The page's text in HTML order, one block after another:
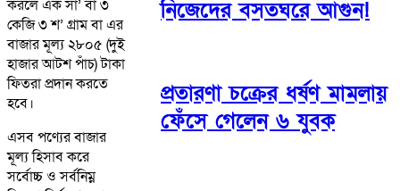
করলে এক সা’ বা ৩
কেজি ৩ শ’ গ্রাম বা এর
বাজার মূল্য ২৮০৫ (দুই
হাজার আটশ পাঁচ) টাকা
ফিতরা প্রদান করতে
হবে।
এসব পণ্যের বাজার
মূল্য হিসাব করে
সর্বোচ্চ ও সর্বনিম্ন
নিজেদের বসতঘরে আগুন!
প্রতারণা চক্রের ধর্ষণ মামলায়
ফেঁসে গেলেন ৬ যুবক